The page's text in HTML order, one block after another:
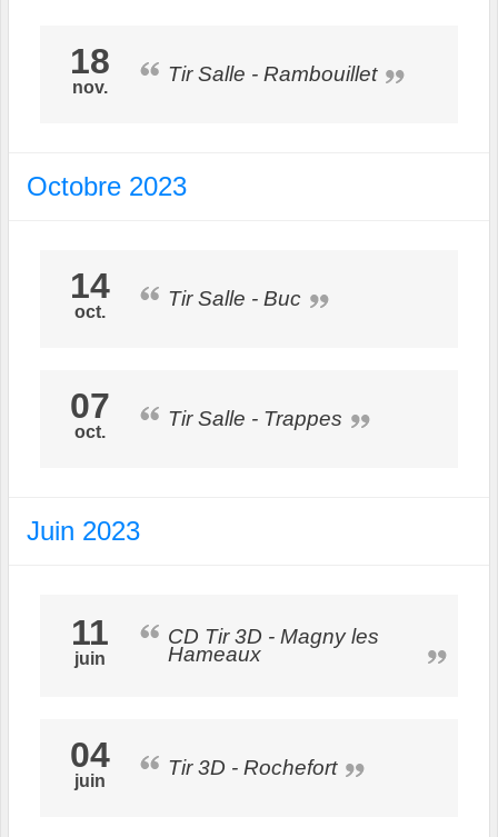
18
nov.
Tir Salle - Rambouillet
Octobre 2023
14
oct.
Tir Salle - Buc
07
oct.
Tir Salle - Trappes
Juin 2023
11
juin
CD Tir 3D - Magny les
Hameaux
04
juin
Tir 3D - Rochefort